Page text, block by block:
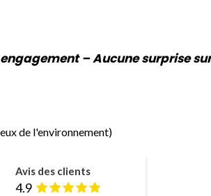
– Aucune surprise
de l'environnement)
Avis des clients
4.9